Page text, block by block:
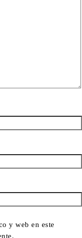
y web en este